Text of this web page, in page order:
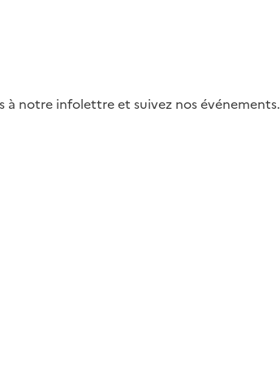
à notre infolettre et suivez nos événements.